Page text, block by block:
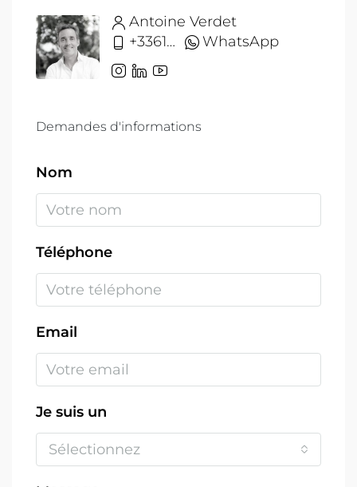
Antoine Verdet
+33612691215
WhatsApp
Demandes d'informations
Nom
Téléphone
Email
Je suis un
Sélectionnez